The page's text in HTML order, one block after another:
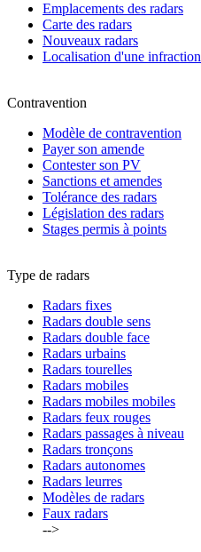
Emplacements des radars
Carte des radars
Nouveaux radars
Localisation d'une infraction
Contravention
Modèle de contravention
Payer son amende
Contester son PV
Sanctions et amendes
Tolérance des radars
Législation des radars
Stages permis à points
Type de radars
Radars fixes
Radars double sens
Radars double face
Radars urbains
Radars tourelles
Radars mobiles
Radars mobiles mobiles
Radars feux rouges
Radars passages à niveau
Radars tronçons
Radars autonomes
Radars leurres
Modèles de radars
Faux radars
-->